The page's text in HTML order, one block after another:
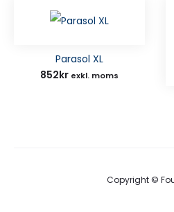
Parasol XL
852kr exkl. moms
Copyright ©